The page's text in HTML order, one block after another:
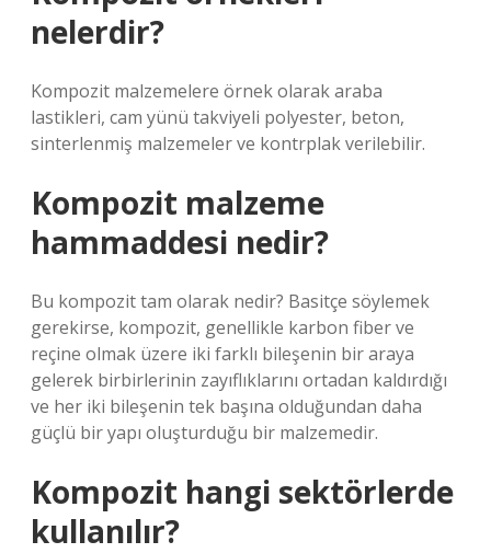
nelerdir?
Kompozit malzemelere örnek olarak araba
lastikleri, cam yünü takviyeli polyester, beton,
sinterlenmiş malzemeler ve kontrplak verilebilir.
Kompozit malzeme
hammaddesi nedir?
Bu kompozit tam olarak nedir? Basitçe söylemek
gerekirse, kompozit, genellikle karbon fiber ve
reçine olmak üzere iki farklı bileşenin bir araya
gelerek birbirlerinin zayıflıklarını ortadan kaldırdığı
ve her iki bileşenin tek başına olduğundan daha
güçlü bir yapı oluşturduğu bir malzemedir.
Kompozit hangi sektörlerde
kullanılır?